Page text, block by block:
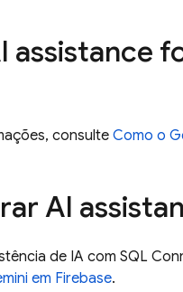
assistance
consulte Como o
AI
de IA com SQL
em Firebase.